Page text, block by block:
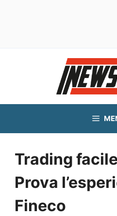
Trading
Prova
Fineco